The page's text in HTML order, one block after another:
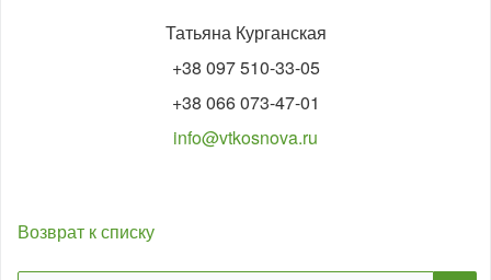
Татьяна Курганская
+38 097 510-33-05
+38 066 073-47-01
info@vtkosnova.ru
Возврат к списку